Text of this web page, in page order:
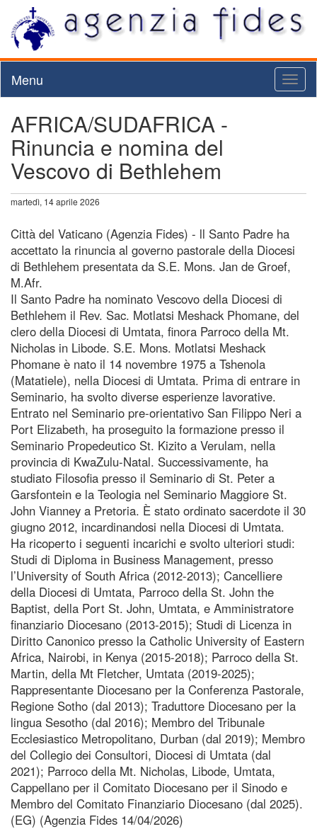
Menu
AFRICA/SUDAFRICA -
Rinuncia e nomina del
Vescovo di Bethlehem
martedì, 14 aprile 2026
Città del Vaticano (Agenzia Fides) - ll Santo Padre ha
accettato la rinuncia al governo pastorale della Diocesi
di Bethlehem presentata da S.E. Mons. Jan de Groef,
M.Afr.
Il Santo Padre ha nominato Vescovo della Diocesi di
Bethlehem il Rev. Sac. Motlatsi Meshack Phomane, del
clero della Diocesi di Umtata, finora Parroco della Mt.
Nicholas in Libode. S.E. Mons. Motlatsi Meshack
Phomane è nato il 14 novembre 1975 a Tshenola
(Matatiele), nella Diocesi di Umtata. Prima di entrare in
Seminario, ha svolto diverse esperienze lavorative.
Entrato nel Seminario pre-orientativo San Filippo Neri a
Port Elizabeth, ha proseguito la formazione presso il
Seminario Propedeutico St. Kizito a Verulam, nella
provincia di KwaZulu-Natal. Successivamente, ha
studiato Filosofia presso il Seminario di St. Peter a
Garsfontein e la Teologia nel Seminario Maggiore St.
John Vianney a Pretoria. È stato ordinato sacerdote il 30
giugno 2012, incardinandosi nella Diocesi di Umtata.
Ha ricoperto i seguenti incarichi e svolto ulteriori studi:
Studi di Diploma in Business Management, presso
l’University of South Africa (2012-2013); Cancelliere
della Diocesi di Umtata, Parroco della St. John the
Baptist, della Port St. John, Umtata, e Amministratore
finanziario Diocesano (2013-2015); Studi di Licenza in
Diritto Canonico presso la Catholic University of Eastern
Africa, Nairobi, in Kenya (2015-2018); Parroco della St.
Martin, della Mt Fletcher, Umtata (2019-2025);
Rappresentante Diocesano per la Conferenza Pastorale,
Regione Sotho (dal 2013); Traduttore Diocesano per la
lingua Sesotho (dal 2016); Membro del Tribunale
Ecclesiastico Metropolitano, Durban (dal 2019); Membro
del Collegio dei Consultori, Diocesi di Umtata (dal
2021); Parroco della Mt. Nicholas, Libode, Umtata,
Cappellano per il Comitato Diocesano per il Sinodo e
Membro del Comitato Finanziario Diocesano (dal 2025).
(EG) (Agenzia Fides 14/04/2026)